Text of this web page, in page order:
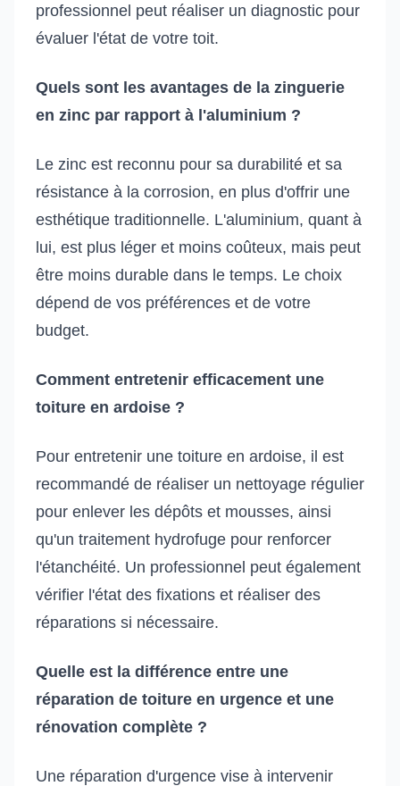
professionnel peut réaliser un diagnostic pour
évaluer l'état de votre toit.
Quels sont les avantages de la zinguerie
en zinc par rapport à l'aluminium ?
Le zinc est reconnu pour sa durabilité et sa
résistance à la corrosion, en plus d'offrir une
esthétique traditionnelle. L'aluminium, quant à
lui, est plus léger et moins coûteux, mais peut
être moins durable dans le temps. Le choix
dépend de vos préférences et de votre
budget.
Comment entretenir efficacement une
toiture en ardoise ?
Pour entretenir une toiture en ardoise, il est
recommandé de réaliser un nettoyage régulier
pour enlever les dépôts et mousses, ainsi
qu'un traitement hydrofuge pour renforcer
l'étanchéité. Un professionnel peut également
vérifier l'état des fixations et réaliser des
réparations si nécessaire.
Quelle est la différence entre une
réparation de toiture en urgence et une
rénovation complète ?
Une réparation d'urgence vise à intervenir